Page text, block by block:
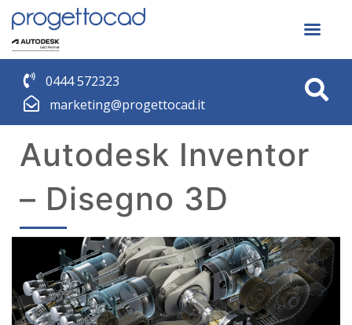
0444 572323
marketing@progettocad.it
Autodesk Inventor
– Disegno 3D